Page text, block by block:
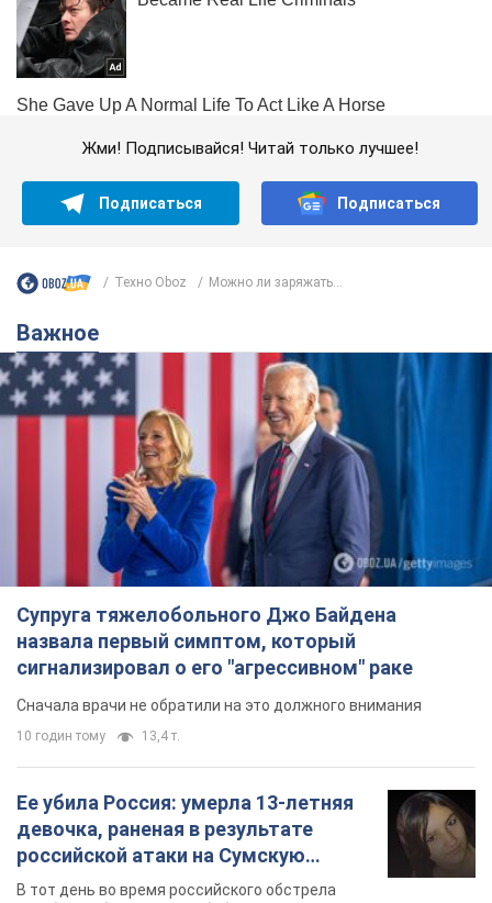
Жми! Подписывайся! Читай только лучшее!
Подписаться Подписаться
Техно Oboz Можно ли заряжать...
Важное
Супруга тяжелобольного Джо Байдена
назвала первый симптом, который
сигнализировал о его "агрессивном" раке
Сначала врачи не обратили на это должного внимания
10 годин тому 13,4 т.
Ее убила Россия: умерла 13-летняя
девочка, раненая в результате
российской атаки на Сумскую
область. Фото
В тот день во время российского обстрела